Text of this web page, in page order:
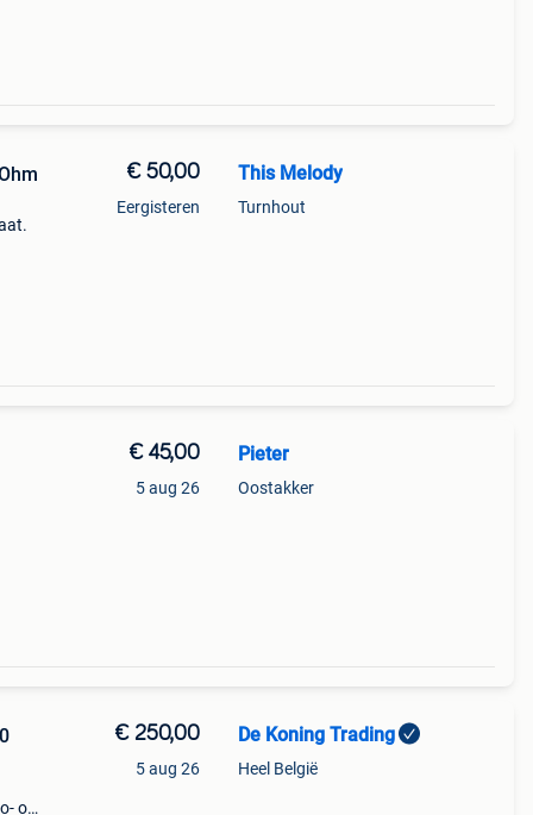
€ 50,00
Eergisteren
This Melody
Turnhout
€ 45,00
5 aug 26
Pieter
Oostakker
of
€ 250,00
5 aug 26
De Koning Trading
Heel België